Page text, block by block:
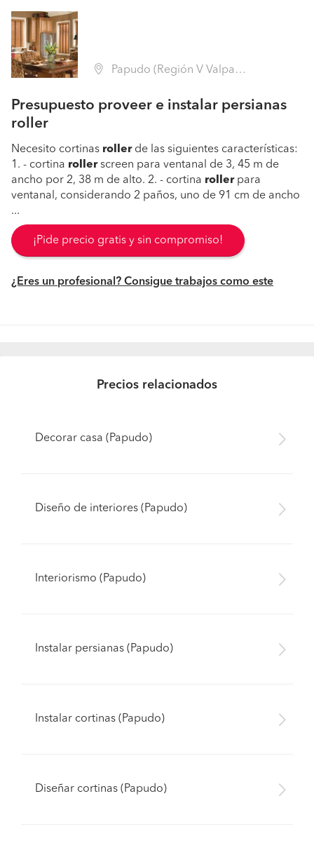
Papudo (Región V Valparaíso - Petorca)
Presupuesto proveer e instalar persianas
roller
Necesito cortinas rollerde las siguientes características:
1. - cortina rollerscreen para ventanal de 3, 45 m de
ancho por 2, 38 m de alto. 2. - cortina rollerpara
ventanal, considerando 2 paños, uno de 91 cm de ancho
...
¡Pide precio gratis y sin compromiso!
¿Eres un profesional? Consigue trabajos como este
Precios relacionados
Decorar casa (Papudo)
Diseño de interiores (Papudo)
Interiorismo (Papudo)
Instalar persianas (Papudo)
Instalar cortinas (Papudo)
Diseñar cortinas (Papudo)